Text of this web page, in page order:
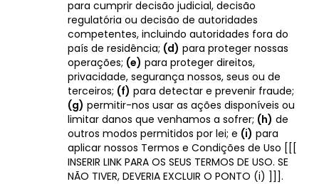
para cumprir decisão judicial, decisão
regulatória ou decisão de autoridades
competentes, incluindo autoridades fora do
país de residência; (d) para proteger nossas
operações; (e) para proteger direitos,
privacidade, segurança nossos, seus ou de
terceiros; (f) para detectar e prevenir fraude;
(g) permitir-nos usar as ações disponíveis ou
limitar danos que venhamos a sofrer; (h) de
outros modos permitidos por lei; e (i) para
aplicar nossos Termos e Condições de Uso [[[
INSERIR LINK PARA OS SEUS TERMOS DE USO. SE
NÃO TIVER, DEVERIA EXCLUIR O PONTO (i) ]]].